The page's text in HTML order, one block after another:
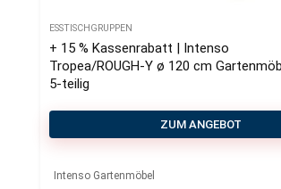
ESSTISCHGRUPPEN
+ 15 % Kassenrabatt | Intenso
Tropea/ROUGH-Y ø 120 cm
5-teilig
ZUM ANGEBOT
Intenso Gartenmöbel